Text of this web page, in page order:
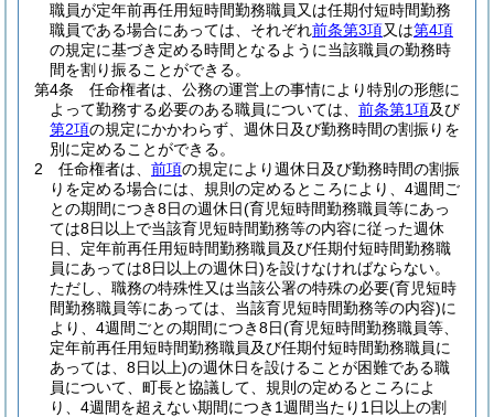
職員が定年前再任用短時間勤務職員又は任期付短時間勤務
職員である場合にあっては、それぞれ前条第3項又は第4項
の規定に基づき定める時間となるように当該職員の勤務時
間を割り振ることができる。
第4条
任命権者は、公務の運営上の事情により特別の形態に
よって勤務する必要のある職員については、 前条第1項及び
第2項の規定にかかわらず、週休日及び勤務時間の割振りを
別に定めることができる。
2
任命権者は、 前項の規定により週休日及び勤務時間の割振
りを定める場合には、規則の定めるところにより、4週間ご
との期間につき8日の週休日(育児短時間勤務職員等にあっ
ては8日以上で当該育児短時間勤務等の内容に従った週休
日、定年前再任用短時間勤務職員及び任期付短時間勤務職
員にあっては8日以上の週休日)を設けなければならない。
ただし、職務の特殊性又は当該公署の特殊の必要(育児短時
間勤務職員等にあっては、当該育児短時間勤務等の内容)に
より、4週間ごとの期間につき8日(育児短時間勤務職員等、
定年前再任用短時間勤務職員及び任期付短時間勤務職員に
あっては、8日以上)の週休日を設けることが困難である職
員について、町長と協議して、規則の定めるところによ
り、4週間を超えない期間につき1週間当たり1日以上の割